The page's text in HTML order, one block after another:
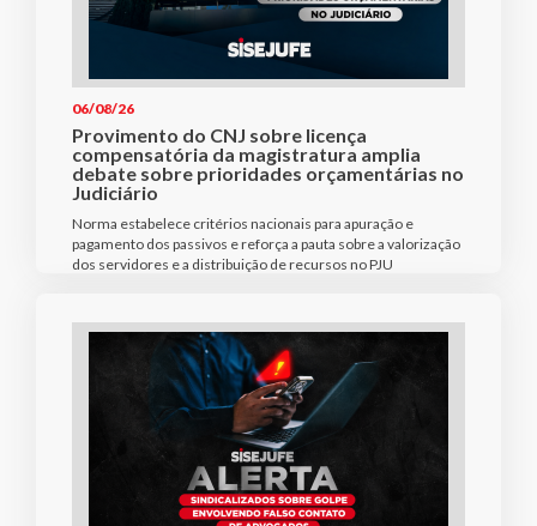
06/08/26
Provimento do CNJ sobre licença
compensatória da magistratura amplia
debate sobre prioridades orçamentárias no
Judiciário
Norma estabelece critérios nacionais para apuração e
pagamento dos passivos e reforça a pauta sobre a valorização
dos servidores e a distribuição de recursos no PJU